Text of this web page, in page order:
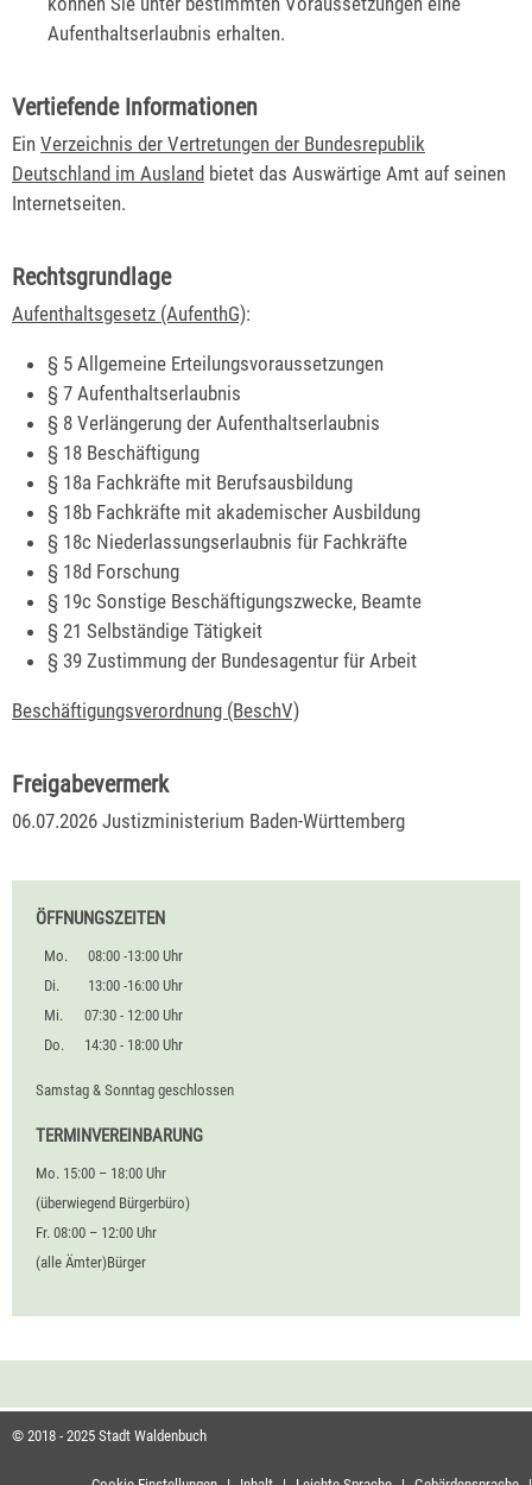
Aufenthaltserlaubnis erhalten.
Vertiefende Informationen
Ein Verzeichnis der Vertretungen der Bundesrepublik
Deutschland im Ausland bietet das Auswärtige Amt auf seinen
Internetseiten.
Rechtsgrundlage
Aufenthaltsgesetz (AufenthG):
§ 5Allgemeine Erteilungsvoraussetzungen
§ 7 Aufenthaltserlaubnis
§ 8 Verlängerung der Aufenthaltserlaubnis
§ 18 Beschäftigung
§ 18a Fachkräfte mit Berufsausbildung
§ 18b Fachkräfte mit akademischer Ausbildung
§ 18c Niederlassungserlaubnis für Fachkräfte
§ 18d Forschung
§ 19c Sonstige Beschäftigungszwecke, Beamte
§ 21 Selbständige Tätigkeit
§ 39 Zustimmung der Bundesagentur für Arbeit
Beschäftigungsverordnung (BeschV)
Freigabevermerk
06.07.2026 Justizministerium Baden-Württemberg
ÖFFNUNGSZEITEN
Mo.
08:00 -13:00 Uhr
Di.
13:00 -16:00 Uhr
Mi.
07:30 - 12:00 Uhr
Do.
14:30 - 18:00 Uhr
Samstag & Sonntag geschlossen
TERMINVEREINBARUNG
Mo. 15:00 – 18:00 Uhr
(überwiegend Bürgerbüro)
Fr. 08:00 – 12:00 Uhr
(alle Ämter)Bürger
© 2018 - 2025 Stadt Waldenbuch